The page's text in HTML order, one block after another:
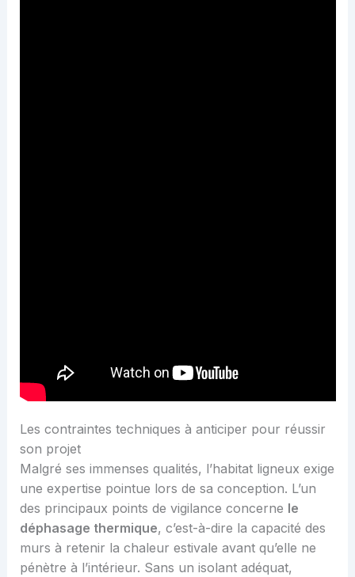
Les contraintes techniques à anticiper pour réussir
son projet
Malgré ses immenses qualités, l’habitat ligneux exige
une expertise pointue lors de sa conception. L’un
des principaux points de vigilance concerne le
déphasage thermique, c’est-à-dire la capacité des
murs à retenir la chaleur estivale avant qu’elle ne
pénètre à l’intérieur. Sans un isolant adéquat,